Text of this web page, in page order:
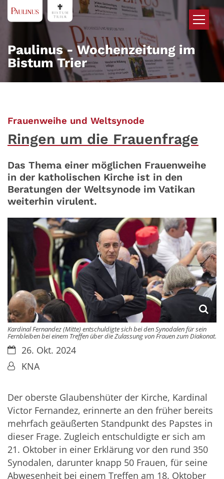
Zum Inhalt springen
Paulinus - Wochenzeitung im
Bistum Trier
Frauenweihe und Weltsynode
Ringen um die Frauenfrage
Das Thema einer möglichen Frauenweihe
in der katholischen Kirche ist in den
Beratungen der Weltsynode im Vatikan
weiterhin virulent.
Kardinal Fernandez (Mitte) entschuldigte sich bei den Synodalen für sein
Fernbleiben bei einem Treffen über die Zulassung von Frauen zum Diakonat.
Datum:26. Okt. 2024
Von:KNA
Der oberste Glaubenshüter der Kirche, Kardinal
Victor Fernandez, erinnerte an den früher bereits
mehrfach geäußerten Standpunkt des Papstes in
dieser Frage. Zugleich entschuldigte er sich am
21. Oktober in einer Erklärung vor den rund 350
Synodalen, darunter knapp 50 Frauen, für seine
Abwesenheit bei einem Treffen am 18. Oktober